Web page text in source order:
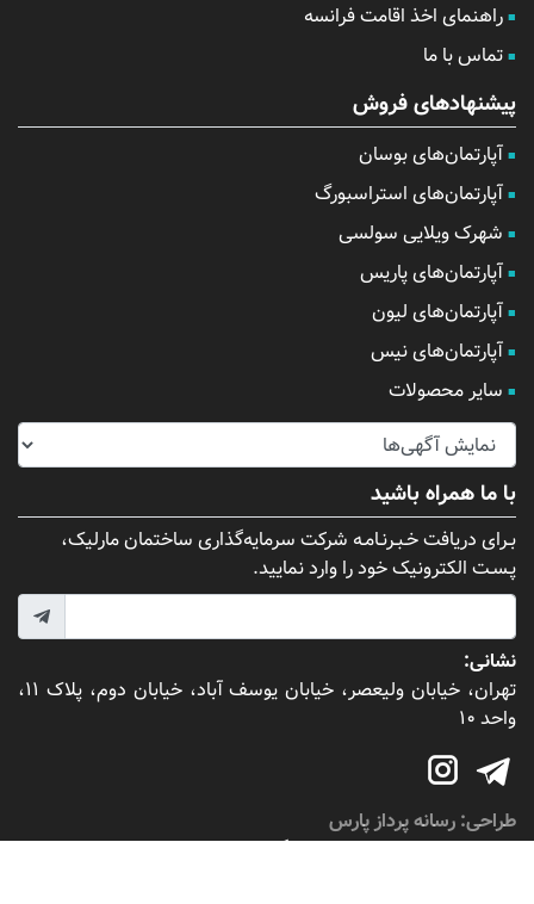
راهنمای اخذ اقامت فرانسه
تماس با ما
پیشنهادهای فروش
آپارتمان‌های بوسان
آپارتمان‌های استراسبورگ
شهرک ویلایی سولسی
آپارتمان‌های پاریس
آپارتمان‌های لیون
آپارتمان‌های نیس
سایر محصولات
با ما همراه باشید
بـرای دریافت خـبـرنـامـه شرکت سرمایه‌گذاری ساختمان مارلیک،
پـسـت الکترونیک خود را وارد نمایید.
نشانی:
تهران، خیابان ولیعصر، خیابان یوسف آباد، خیابان دوم، پلاک ۱۱،
واحد ۱۰
طراحی: رسانه پرداز پارس
کلیه حقوق برای شرکت سرمایه‌گذاری ساختمان مارلیک محفوظ